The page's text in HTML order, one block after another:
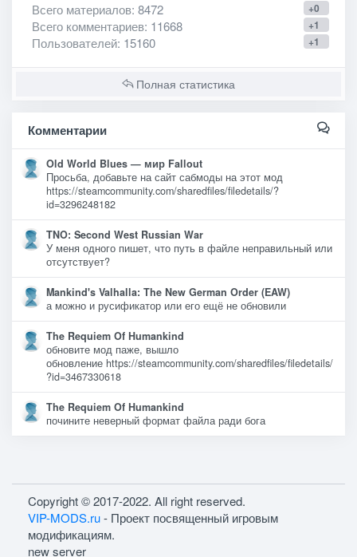
+0
Всего материалов: 8472
+1
Всего комментариев: 11668
+1
Пользователей: 15160
Полная статистика
Комментарии
Old World Blues — мир Fallout
Просьба, добавьте на сайт сабмоды на этот мод
https://steamcommunity.com/sharedfiles/filedetails/?
id=3296248182
TNO: Second West Russian War
У меня одного пишет, что путь в файле неправильный или
отсутствует?
Mankind's Valhalla: The New German Order (EAW)
а можно и русификатор или его ещё не обновили
The Requiem Of Humankind
обновите мод паже, вышло
обновление https://steamcommunity.com/sharedfiles/filedetails/
?id=3467330618
The Requiem Of Humankind
почините неверный формат файла ради бога
Copyright © 2017-2022. All right reserved.
VIP-MODS.ru- Проект посвященный игровым
модификациям.
new server